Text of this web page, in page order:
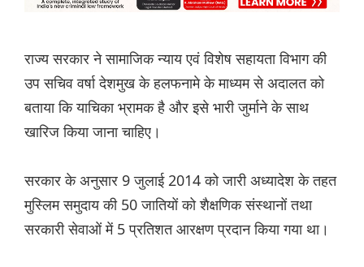
राज्य सरकार ने सामाजिक न्याय एवं विशेष सहायता विभाग की
उप सचिव वर्षा देशमुख के हलफनामे के माध्यम से अदालत को
बताया कि याचिका भ्रामक है और इसे भारी जुर्माने के साथ
खारिज किया जाना चाहिए।
सरकार के अनुसार 9 जुलाई 2014 को जारी अध्यादेश के तहत
मुस्लिम समुदाय की 50 जातियों को शैक्षणिक संस्थानों तथा
सरकारी सेवाओं में 5 प्रतिशत आरक्षण प्रदान किया गया था।